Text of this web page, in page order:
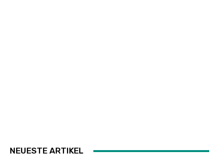
NEUESTE ARTIKEL